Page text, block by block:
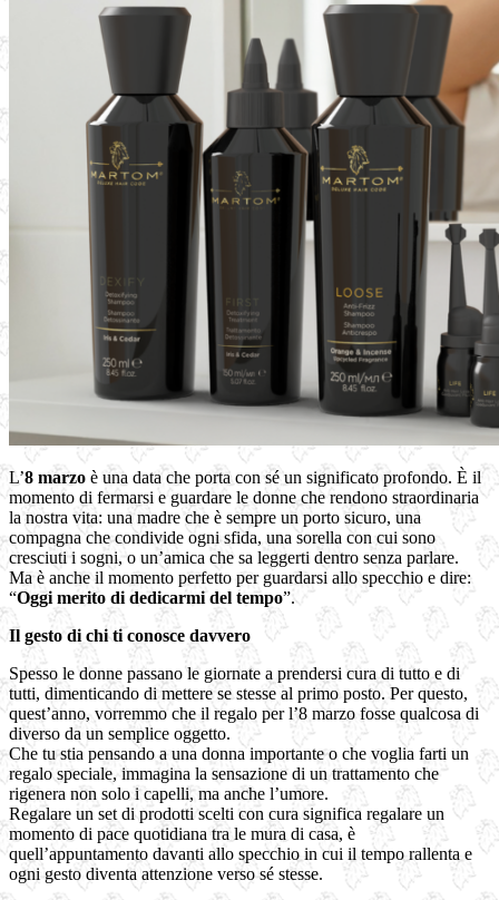
L’8 marzo è una data che porta con sé un significato profondo. È il
momento di fermarsi e guardare le donne che rendono straordinaria
la nostra vita: una madre che è sempre un porto sicuro, una
compagna che condivide ogni sfida, una sorella con cui sono
cresciuti i sogni, o un’amica che sa leggerti dentro senza parlare.
Ma è anche il momento perfetto per guardarsi allo specchio e dire:
“Oggi merito di dedicarmi del tempo”.
Il gesto di chi ti conosce davvero
Spesso le donne passano le giornate a prendersi cura di tutto e di
tutti, dimenticando di mettere se stesse al primo posto. Per questo,
quest’anno, vorremmo che il regalo per l’8 marzo fosse qualcosa di
diverso da un semplice oggetto.
Che tu stia pensando a una donna importante o che voglia farti un
regalo speciale, immagina la sensazione di un trattamento che
rigenera non solo i capelli, ma anche l’umore.
Regalare un set di prodotti scelti con cura significa regalare un
momento di pace quotidiana tra le mura di casa, è
quell’appuntamento davanti allo specchio in cui il tempo rallenta e
ogni gesto diventa attenzione verso sé stesse.